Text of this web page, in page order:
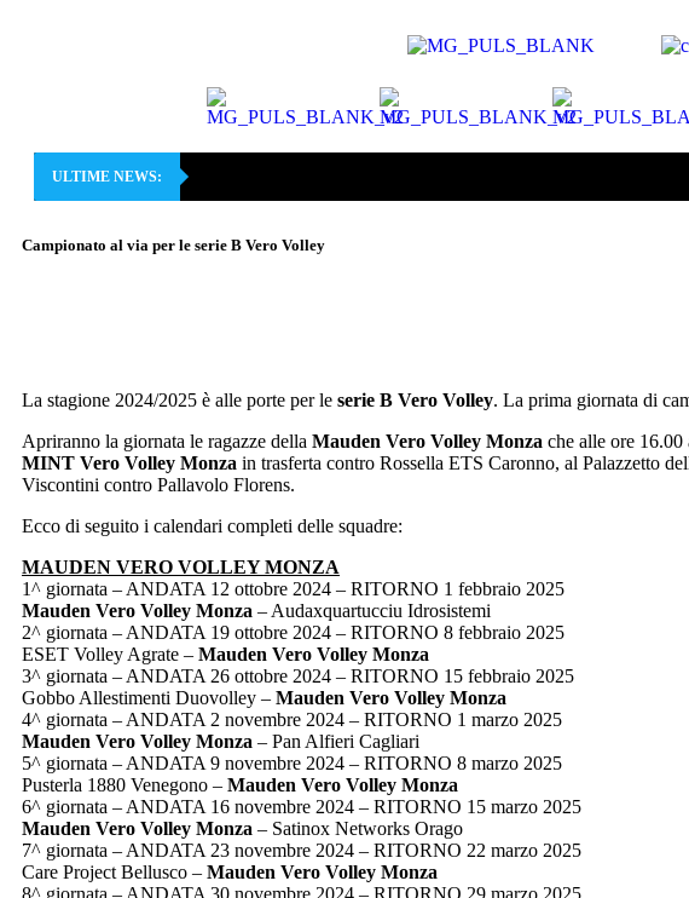
ULTIME NEWS:
Campionato al via per le serie B Vero Volley
La stagione 2024/2025 è alle porte per le serie B Vero Volley. La prima giornata di
Apriranno la giornata le ragazze della Mauden Vero Volley Monza che alle ore
MINT Vero Volley Monza in trasferta contro Rossella ETS Caronno, al Palazzetto
Viscontini contro Pallavolo Florens.
Ecco di seguito i calendari completi delle squadre:
MAUDEN VERO VOLLEY MONZA
1^ giornata – ANDATA 12 ottobre 2024 – RITORNO 1 febbraio 2025
Mauden Vero Volley Monza – Audaxquartucciu Idrosistemi
2^ giornata – ANDATA 19 ottobre 2024 – RITORNO 8 febbraio 2025
ESET Volley Agrate – Mauden Vero Volley Monza
3^ giornata – ANDATA 26 ottobre 2024 – RITORNO 15 febbraio 2025
Gobbo Allestimenti Duovolley – Mauden Vero Volley Monza
4^ giornata – ANDATA 2 novembre 2024 – RITORNO 1 marzo 2025
Mauden Vero Volley Monza – Pan Alfieri Cagliari
5^ giornata – ANDATA 9 novembre 2024 – RITORNO 8 marzo 2025
Pusterla 1880 Venegono – Mauden Vero Volley Monza
6^ giornata – ANDATA 16 novembre 2024 – RITORNO 15 marzo 2025
Mauden Vero Volley Monza – Satinox Networks Orago
7^ giornata – ANDATA 23 novembre 2024 – RITORNO 22 marzo 2025
Care Project Bellusco – Mauden Vero Volley Monza